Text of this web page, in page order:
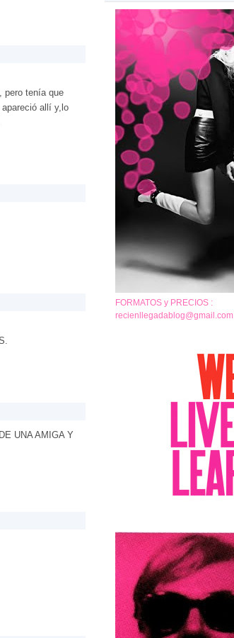
FORMATOS y PRECIOS :
recienllegadablog@gmail.com
pero tenía que
allí y,lo
UNA AMIGA Y